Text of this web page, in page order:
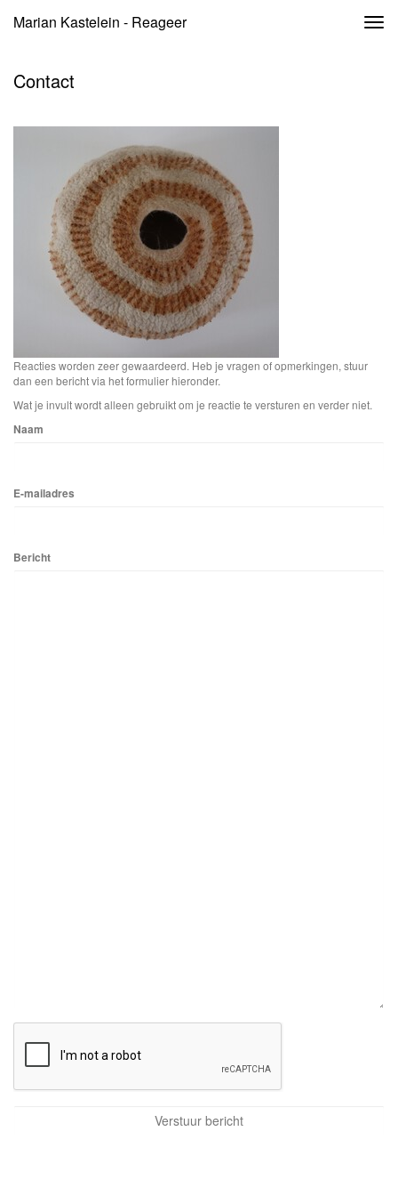
Marian Kastelein - Reageer
Contact
Reacties worden zeer gewaardeerd. Heb je vragen of opmerkingen, stuur
dan een bericht via het formulier hieronder.
Wat je invult wordt alleen gebruikt om je reactie te versturen en verder niet.
Naam
E-mailadres
Bericht